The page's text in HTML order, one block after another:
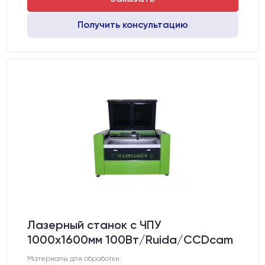
Получить консультацию
Лазерный станок c ЧПУ
1000х1600мм 100Вт/Ruida/CCDcam
Материалы для обработки: